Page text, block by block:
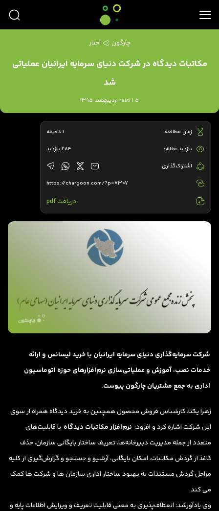
چارگون اخبار
مکاتبات دیدگاه در شرکت دنیای سرمایه ایرانیان عملیاتی
شد
rasti | 5 اردیبهشت 1395
شرکت سرمایه‌گذاری دنیای سرمایه ایرانیان با خرید لیسانس و ارائه
خدمات نصب، آموزش و عملیاتی‌سازی نرم‌افزارهای حوزه اتوماسیون
اداری به جمع مشتریان چارگون پیوست.
زهرا یکتا، کارشناس فروش محصول همچنین به خرید دیدگاه همراه از سوی
این شرکت اشاره کرد و افزود: نرم‌افزار مکاتبات دیدگاه با قابلیت‌های
متعدد از جمله مدیریت دبیرخانه‌ها، تعریف ساختار بایگانی سازمان، حذف
کاغذ از گردش مکاتبات، امکان بایگانی، آرشیو و جستجو و گزارش‌گیری از کلیه
مراحل گردش مستندات به بهبود ساختار اداری سازمان ها و شرکت ها کمک
می کند.
وی یادآورشد: انعطاف‌پذیری به معنی قابلیت تعریف و ویرایش اطلاعات پایه و
زمان مطالعه: 1 دقیقه
بازدید مقاله: 284 بازدید
اشتراک‌گذاری:
https://chargoon.com/?p=7307
دریافت pdf